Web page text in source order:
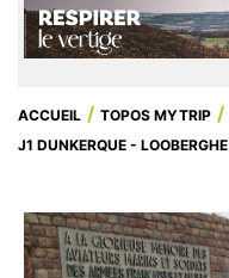
ACCUEIL TOPOS MYTRIP
J1 DUNKERQUE - LOOBERGHE